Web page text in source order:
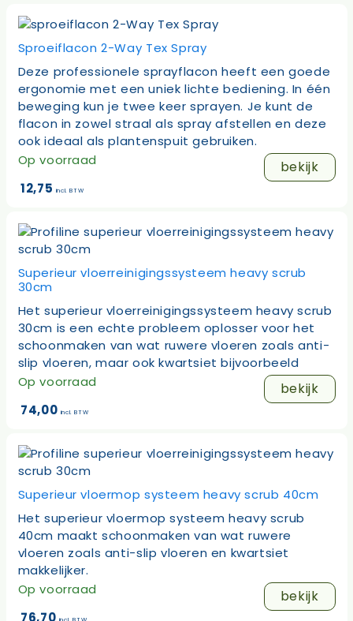
Sproeiflacon 2-Way Tex Spray
Deze professionele sprayflacon heeft een goede
ergonomie met een uniek lichte bediening. In één
beweging kun je twee keer sprayen. Je kunt de
flacon in zowel straal als spray afstellen en deze
ook ideaal als plantenspuit gebruiken.
Op voorraad
bekijk
12,75 incl. BTW
Superieur vloerreinigingssysteem heavy scrub
30cm
Het superieur vloerreinigingssysteem heavy scrub
30cm is een echte probleem oplosser voor het
schoonmaken van wat ruwere vloeren zoals anti-
slip vloeren, maar ook kwartsiet bijvoorbeeld
Op voorraad
bekijk
74,00 incl. BTW
Superieur vloermop systeem heavy scrub 40cm
Het superieur vloermop systeem heavy scrub
40cm maakt schoonmaken van wat ruwere
vloeren zoals anti-slip vloeren en kwartsiet
makkelijker.
Op voorraad
bekijk
76,70